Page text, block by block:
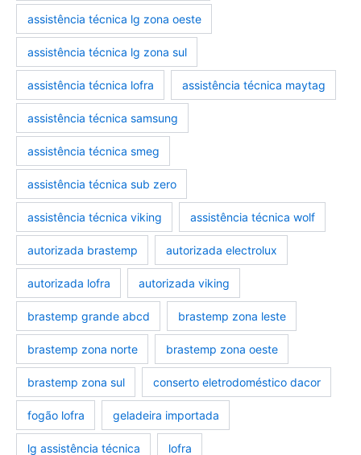
assistência técnica lg zona oeste
assistência técnica lg zona sul
assistência técnica lofra assistência técnica maytag
assistência técnica samsung
assistência técnica smeg
assistência técnica sub zero
assistência técnica viking assistência técnica wolf
autorizada brastemp autorizada electrolux
autorizada lofra autorizada viking
brastemp grande abcd brastemp zona leste
brastemp zona norte brastemp zona oeste
brastemp zona sul conserto eletrodoméstico dacor
fogão lofra geladeira importada
lg assistência técnica lofra